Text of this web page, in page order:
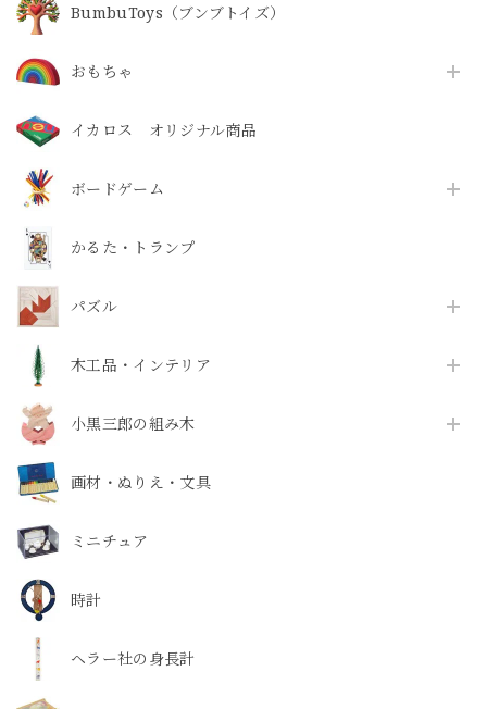
BumbuToys（ブンブトイズ）
おもちゃ
イカロス オリジナル商品
ボードゲーム
かるた・トランプ
パズル
木工品・インテリア
小黒三郎の組み木
画材・ぬりえ・文具
ミニチュア
時計
ヘラー社の身長計